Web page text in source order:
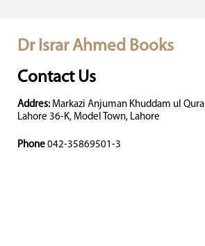
Dr Israr Ahmed Books
Contact Us
Addres: Markazi Anjuman Khuddam ul
Lahore 36-K, Model Town, Lahore
Phone 042-35869501-3